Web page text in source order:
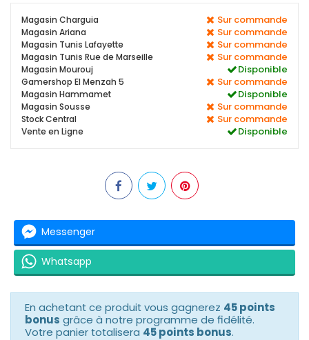
Magasin Charguia Sur commande
Magasin Ariana Sur commande
Magasin Tunis Lafayette Sur commande
Magasin Tunis Rue de Marseille Sur commande
Magasin Mourouj Disponible
Gamershop El Menzah 5 Sur commande
Magasin Hammamet Disponible
Magasin Sousse Sur commande
Stock Central Sur commande
Vente en Ligne Disponible
Messenger
Whatsapp
En achetant ce produit vous gagnerez 45 points
bonus grâce à notre programme de fidélité.
Votre panier totalisera 45 points bonus.